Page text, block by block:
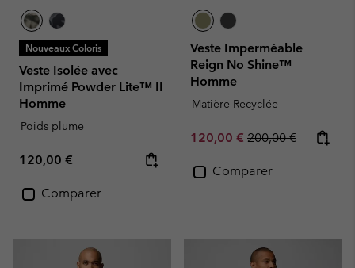
Nouveaux Coloris
Veste Isolée avec
Imprimé Powder Lite™ II
Homme
Poids plume
Regular price:
120,00 €
Comparer
Veste Imperméable
Reign No Shine™
Homme
Matière Recyclée
Sale price:
120,00 € Regular price:
200,00 €
Comparer